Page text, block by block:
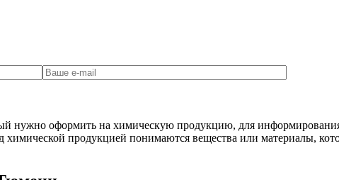
нужно оформить на химическую продукцию, для информирования
продукцией понимаются вещества или материалы,